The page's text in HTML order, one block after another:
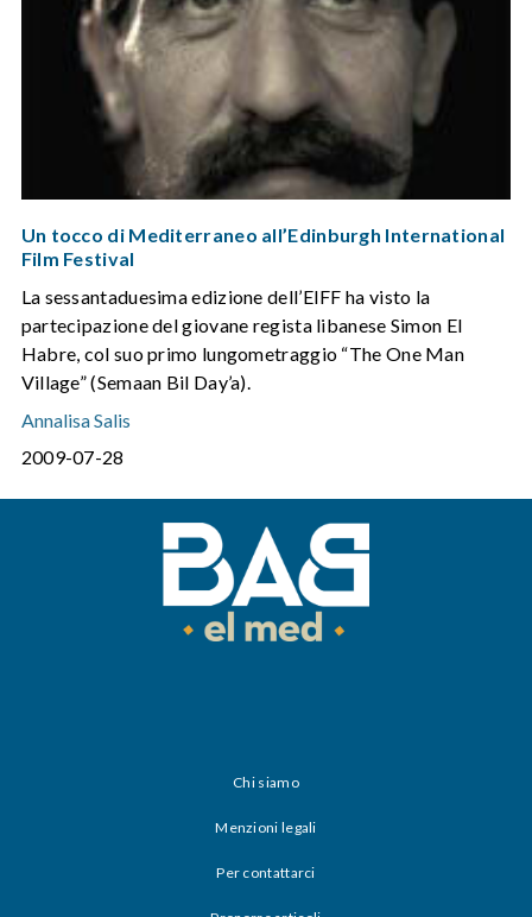
Un tocco di Mediterraneo all’Edinburgh International
Film Festival
La sessantaduesima edizione dell’EIFF ha visto la
partecipazione del giovane regista libanese Simon El
Habre, col suo primo lungometraggio “The One Man
Village” (Semaan Bil Day’a).
Annalisa Salis
2009-07-28
Chi siamo
Menzioni legali
Per contattarci